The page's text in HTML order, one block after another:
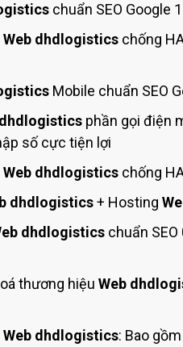
chuẩn SEO Google
Web dhdlogistics chống
Mobile chuẩn SEO
phần gọi điện
số cực tiện lợi
Web dhdlogistics chống
dhdlogistics+ Hosting
dhdlogistics chuẩn
thương hiệu Web
Web dhdlogistics: Bao